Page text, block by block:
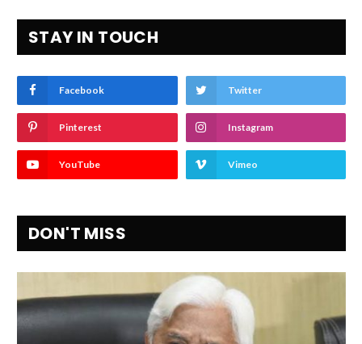
STAY IN TOUCH
Facebook Twitter
Pinterest Instagram
YouTube Vimeo
DON'T MISS